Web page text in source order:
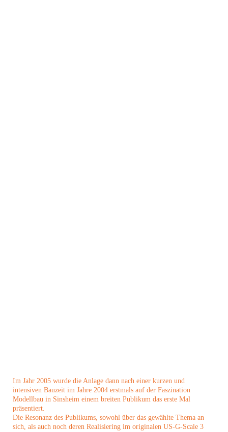
Im Jahr 2005 wurde die Anlage dann nach einer kurzen und
intensiven Bauzeit im Jahre 2004 erstmals auf der Faszination
Modellbau in Sinsheim einem breiten Publikum das erste Mal
präsentiert.
Die Resonanz des Publikums, sowohl über das gewählte Thema an
sich, als auch noch deren Realisiering im originalen US-G-Scale 3